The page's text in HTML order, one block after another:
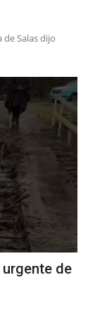
de Salas dijo
de